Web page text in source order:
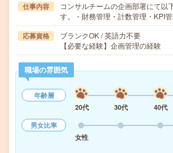
仕事内容
コンサルチームの企画部署にて以
す。・財務管理・計数管理・KPI
応募資格
ブランクOK / 英語力不要
【必要な経験】企画管理の経験
職場の雰囲気
年齢層
20代
30代 40代
男女比率
女性